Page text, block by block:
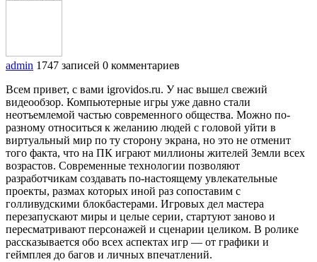
admin 1747 записей 0 комментариев
Всем привет, с вами igrovidos.ru. У нас вышел свежий
видеообзор. Компьютерные игры уже давно стали
неотъемлемой частью современного общества. Можно по-
разному относиться к желанию людей с головой уйти в
виртуальный мир по ту сторону экрана, но это не отменит
того факта, что на ПК играют миллионы жителей Земли всех
возрастов. Современные технологии позволяют
разработчикам создавать по-настоящему увлекательные
проекты, размах которых иной раз сопоставим с
голливудскими блокбастерами. Игровых дел мастера
перезапускают миры и целые серии, стартуют заново и
пересматривают персонажей и сценарии целиком. В ролике
рассказывается обо всех аспектах игр — от графики и
геймплея до багов и личных впечатлений.